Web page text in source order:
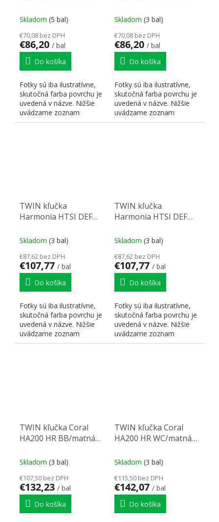
Skladom (5 bal)
€70,08 bez DPH
€86,20 / bal
Do košíka
Fotky sú iba ilustratívne,
skutočná farba povrchu je
uvedená v názve. Nižšie
uvádzame zoznam
skratiek pre lepšiu...
Skladom (3 bal)
€70,08 bez DPH
€86,20 / bal
Do košíka
Fotky sú iba ilustratívne,
skutočná farba povrchu je
uvedená v názve. Nižšie
uvádzame zoznam
skratiek pre lepšiu...
TWIN kľučka
Harmonia HTSI DEF
Skladom (3 bal)
€87,62 bez DPH
€107,77 / bal
Do košíka
Fotky sú iba ilustratívne,
skutočná farba povrchu je
uvedená v názve. Nižšie
uvádzame zoznam
skratiek pre lepšiu...
TWIN kľučka
Harmonia HTSI DEF
Skladom (3 bal)
€87,62 bez DPH
€107,77 / bal
Do košíka
Fotky sú iba ilustratívne,
skutočná farba povrchu je
uvedená v názve. Nižšie
uvádzame zoznam
skratiek pre lepšiu...
TWIN kľučka Coral
HA200 HR BB/matná
Skladom (3 bal)
€107,50 bez DPH
€132,23 / bal
Do košíka
TWIN kľučka Coral
HA200 HR WC/matná
Skladom (3 bal)
€115,50 bez DPH
€142,07 / bal
Do košíka